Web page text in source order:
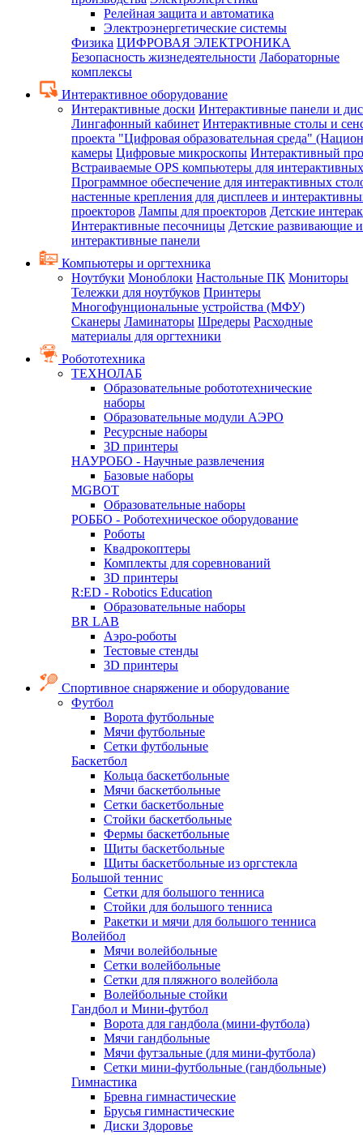
Релейная защита и автоматика
Электроэнергетические системы
Физика ЦИФРОВАЯ ЭЛЕКТРОНИКА
Безопасность жизнедеятельности Лабораторные
комплексы
Интерактивное оборудование
Интерактивные доски Интерактивные панели и
Лингафонный кабинет Интерактивные столы и
проекта "Цифровая образовательная среда"
камеры Цифровые микроскопы Интерактивный
Встраиваемые OPS компьютеры для
Программное обеспечение для интерактивных
настенные крепления для дисплеев и
проекторов Лампы для проекторов Детские
Интерактивные песочницы Детские развивающие
интерактивные панели
Компьютеры и оргтехника
Ноутбуки Моноблоки Настольные ПК Мониторы
Тележки для ноутбуков Принтеры
Многофунциональные устройства (МФУ)
Сканеры Ламинаторы Шредеры Расходные
материалы для оргтехники
Робототехника
ТЕХНОЛАБ
Образовательные робототехнические
наборы
Образовательные модули АЭРО
Ресурсные наборы
3D принтеры
НАУРОБО - Научные развлечения
Базовые наборы
MGBOT
Образовательные наборы
РОББО - Роботехническое оборудование
Роботы
Квадрокоптеры
Комплекты для соревнований
3D принтеры
R:ED - Robotics Education
Образовательные наборы
BR LAB
Аэро-роботы
Тестовые стенды
3D принтеры
Спортивное снаряжение и оборудование
Футбол
Ворота футбольные
Мячи футбольные
Сетки футбольные
Баскетбол
Кольца баскетбольные
Мячи баскетбольные
Сетки баскетбольные
Стойки баскетбольные
Фермы баскетбольные
Щиты баскетбольные
Щиты баскетбольные из оргстекла
Большой теннис
Сетки для большого тенниса
Стойки для большого тенниса
Ракетки и мячи для большого тенниса
Волейбол
Мячи волейбольные
Сетки волейбольные
Сетки для пляжного волейбола
Волейбольные стойки
Гандбол и Мини-футбол
Ворота для гандбола (мини-футбола)
Мячи гандбольные
Мячи футзальные (для мини-футбола)
Сетки мини-футбольные (гандбольные)
Гимнастика
Бревна гимнастические
Брусья гимнастические
Диски Здоровье